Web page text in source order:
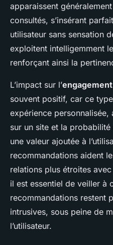
apparaissent
consultés, s’insérant
utilisateur sans sensation
exploitent intelligemment
renforçant ainsi la
L’impact sur l’
souvent positif, car ce
expérience personnalisée,
sur un site et la
une valeur ajoutée à
recommandations aident
relations plus étroites
il est essentiel de veiller à
recommandations restent
intrusives, sous peine de
l’utilisateur.